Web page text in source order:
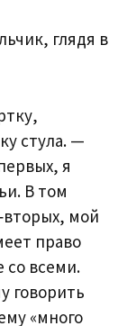
глядя в
стула. —
я
В том
мой
право
со всеми.
говорить
«много